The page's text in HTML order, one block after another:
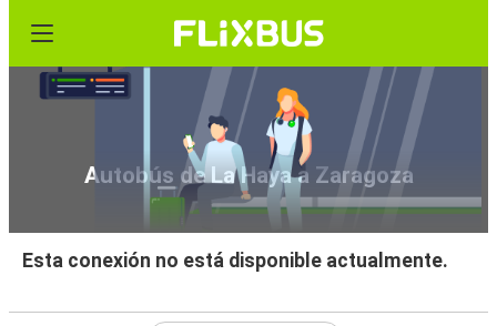
Autobús de La Haya a Zaragoza
Esta conexión no está disponible actualmente.